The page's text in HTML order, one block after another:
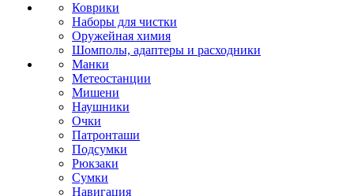
Коврики
Наборы для чистки
Оружейная химия
Шомполы, адаптеры и расходники
Манки
Метеостанции
Мишени
Наушники
Очки
Патронташи
Подсумки
Рюкзаки
Сумки
Навигация